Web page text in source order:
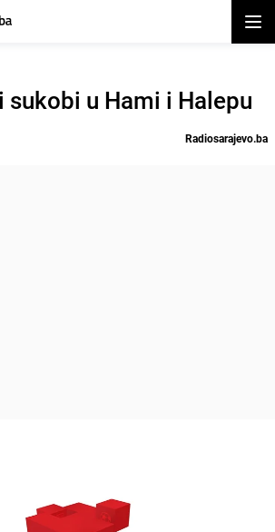
sukobi u Hami i Halepu
Radiosarajevo.ba